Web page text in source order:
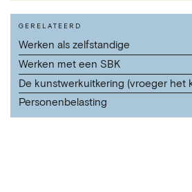
GERELATEERD
Werken als zelfstandige
Werken met een SBK
De kunstwerkuitkering (vroeger het
Personenbelasting